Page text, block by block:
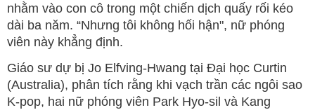
nhằm vào con cô trong một chiến dịch quấy rối kéo
dài ba năm. “Nhưng tôi không hối hận", nữ phóng
viên này khẳng định.
Giáo sư dự bị Jo Elfving-Hwang tại Đại học Curtin
(Australia), phân tích rằng khi vạch trần các ngôi sao
K-pop, hai nữ phóng viên Park Hyo-sil và Kang